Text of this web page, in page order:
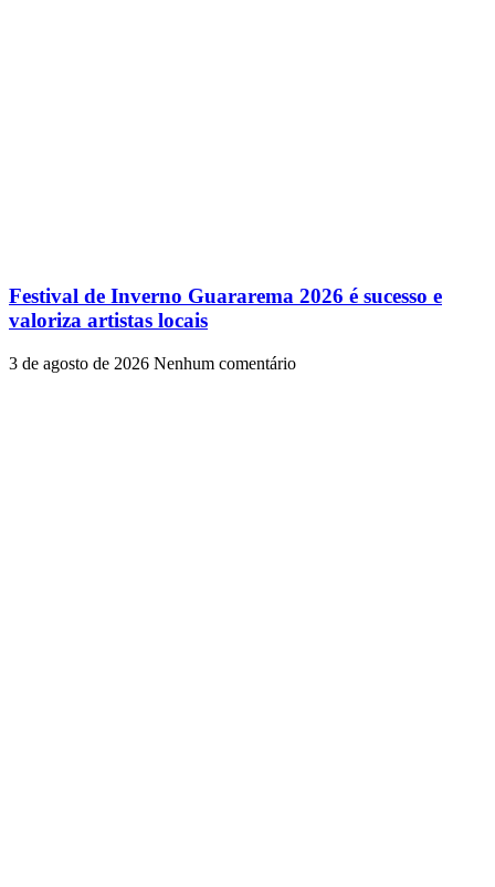
Festival de Inverno Guararema 2026 é sucesso e
valoriza artistas locais
3 de agosto de 2026 Nenhum comentário